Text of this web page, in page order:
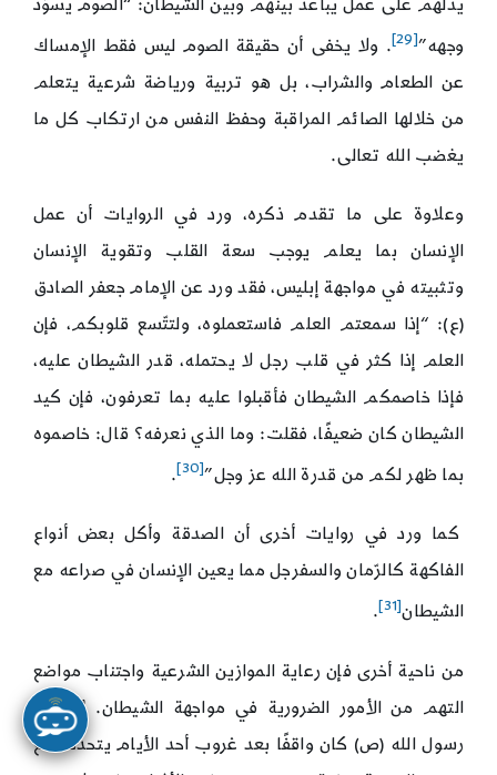
يدلّهم على عمل يباعد بينهم وبين الشيطان: “الصوم يسوّد
وجهه”[29]
. ولا يخفى أن حقيقة الصوم ليس فقط الإمساك
عن الطعام والشراب، بل هو تربية ورياضة شرعية يتعلم
من خلالها الصائم المراقبة وحفظ النفس من ارتكاب كل ما
يغضب الله تعالى.
وعلاوة على ما تقدم ذكره، ورد في الروايات أن عمل
الإنسان بما يعلم يوجب سعة القلب وتقوية الإنسان
وتثبيته في مواجهة إبليس، فقد ورد عن الإمام جعفر الصادق
(ع): “إذا سمعتم العلم فاستعملوه، ولتتّسع قلوبكم، فإن
العلم إذا كثر في قلب رجل لا يحتمله، قدر الشيطان عليه،
فإذا خاصمكم الشيطان فأقبلوا عليه بما تعرفون، فإن كيد
الشيطان كان ضعيفًا، فقلت: وما الذي نعرفه؟ قال: خاصموه
بما ظهر لكم من قدرة الله عز وجل”[30]
.
كما ورد في روايات أخرى أن الصدقة وأكل بعض أنواع
الفاكهة كالرّمان والسفرجل مما يعين الإنسان في صراعه مع
الشيطان[31]
.
من ناحية أخرى فإن رعاية الموازين الشرعية واجتناب مواضع
التهم من الأمور الضرورية في مواجهة الشيطان. رُوي أن
رسول الله (ص) كان واقفًا بعد غروب أحد الأيام يتحدث مع